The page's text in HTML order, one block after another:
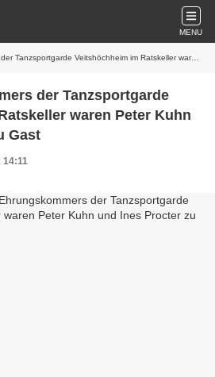
MENU
Veitshöchheim im Ratskeller waren Peter Kuhn und Ines Procter zu Gast
der Tanzsportgarde
waren Peter Kuhn
Gast
14:11